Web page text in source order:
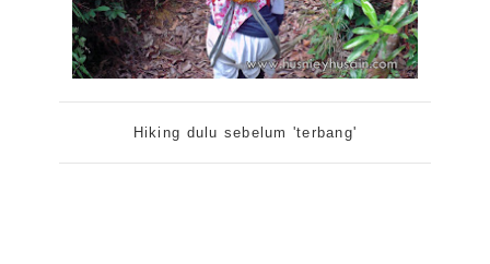
Hiking dulu sebelum 'terbang'